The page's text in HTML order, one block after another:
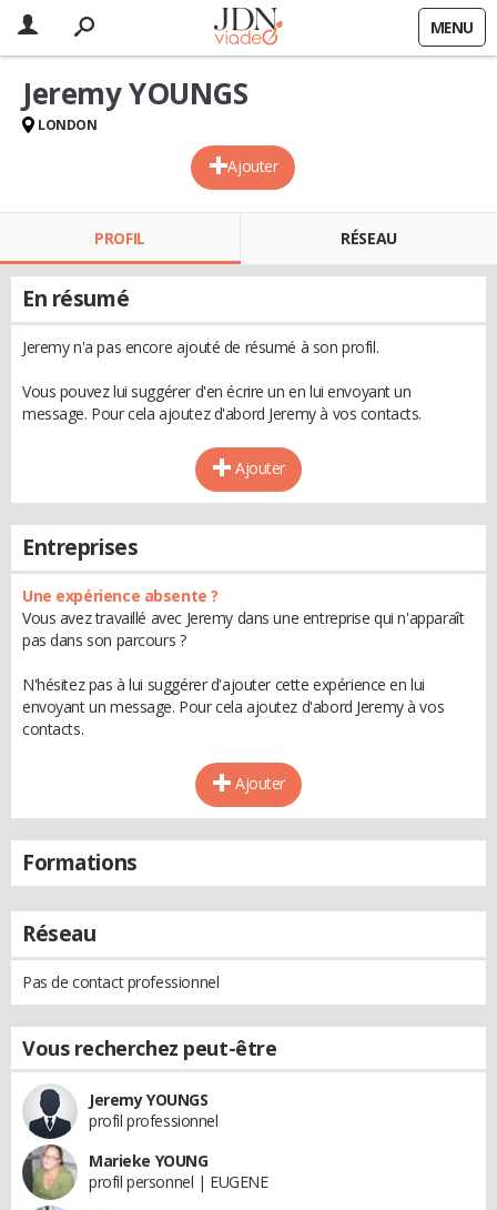
MENU
Ajouter
Jeremy YOUNGS
LONDON
PROFIL RÉSEAU
En résumé
Jeremy n'a pas encore ajouté de résumé à son profil.
Vous pouvez lui suggérer d'en écrire un en lui envoyant un
message. Pour cela ajoutez d'abord Jeremy à vos contacts.
Ajouter
Entreprises
Une expérience absente ?
Vous avez travaillé avec Jeremy dans une entreprise qui n'apparaît
pas dans son parcours ?
N'hésitez pas à lui suggérer d'ajouter cette expérience en lui
envoyant un message. Pour cela ajoutez d'abord Jeremy à vos
contacts.
Ajouter
Formations
Réseau
Pas de contact professionnel
Vous recherchez peut-être
Jeremy YOUNGS
profil professionnel
Marieke YOUNG
profil personnel | EUGENE